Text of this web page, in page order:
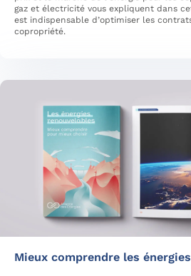
gaz et électricité vous expliquent dans
est indispensable d’optimiser les
copropriété.
Mieux comprendre les